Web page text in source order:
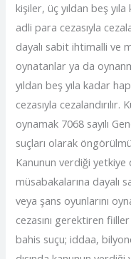
kişiler, üç yıldan beş
adli para cezasıyla
dayalı sabit ihtimalli ve
oynatanlar ya da
yıldan beş yıla kadar
cezasıyla cezalandırılır.
oynamak 7068 sayılı
suçları olarak
Kanunun verdiği yetkiye
müsabakalarına dayalı
veya şans oyunlarını
cezasını gerektiren
bahis suçu; iddaa,